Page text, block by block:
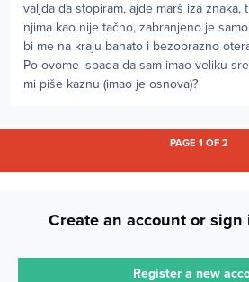
valjda da stopiram, ajde marš iza znaka,
njima kao nije tačno, zabranjeno je
bi me na kraju bahato i bezobrazno
Po ovome ispada da sam imao veliku
mi piše kaznu (imao je osnova)?
PAGE 1 OF 2
Create an account or sign
Register a new